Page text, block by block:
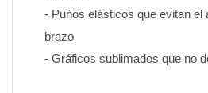
- Puńos elásticos que evitan el
brazo
- Gráficos sublimados que no